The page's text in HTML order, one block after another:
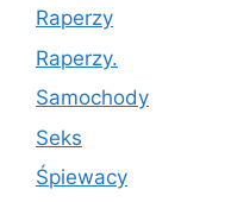
Raperzy
Raperzy.
Samochody
Seks
Śpiewacy